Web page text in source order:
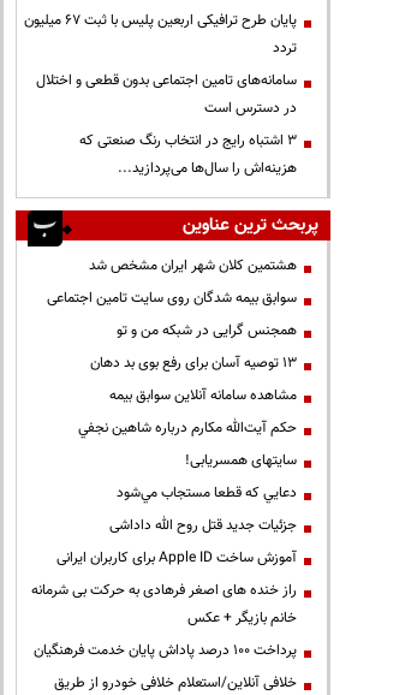
پایان طرح ترافیکی اربعین پلیس با ثبت ۶۷ میلیون
تردد
سامانه‌های تامین اجتماعی بدون قطعی و اختلال
در دسترس است
3 اشتباه رایج در انتخاب رنگ صنعتی که
هزینه‌اش را سال‌ها می‌پردازید...
پربحث ترین عناوین
هشتمین کلان شهر ایران مشخص شد
سوابق بیمه شدگان روی سایت تامین اجتماعی
همجنس گرایی در شبکه من و تو
13 توصیه آسان برای رفع بوی بد دهان
مشاهده سامانه آنلاين سوابق بیمه
حكم آيت‌الله مكارم درباره شاهين نجفي
سایتهای همسریابی!
دعايي كه قطعا مستجاب مي‌شود
جزئیات جدید قتل روح الله داداشی
آموزش ساخت Apple ID برای کاربران ایرانی
راز خنده های اصغر فرهادی به حرکت بی شرمانه
خانم بازیگر + عکس
پرداخت ۱۰۰ درصد پاداش پایان خدمت فرهنگیان
خلافی آنلاین/استعلام خلافی خودرو از طریق